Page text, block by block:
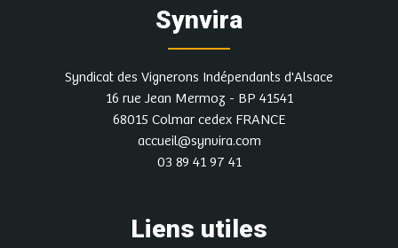
Synvira
Syndicat des Vignerons Indépendants d'Alsace
16 rue Jean Mermoz - BP 41541
68015 Colmar cedex FRANCE
accueil@synvira.com
03 89 41 97 41
Liens utiles